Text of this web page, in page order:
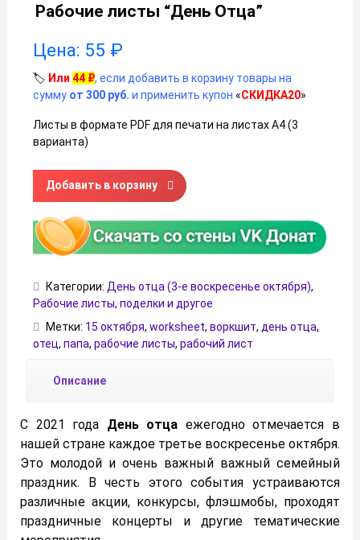
Рабочие листы “День Отца”
Цена: 55 ₽
🏷️ Или 44 ₽, если добавить в корзину товары на
сумму от 300 руб. и применить купон «СКИДКА20»
Листы в формате PDF для печати на листах А4 (3
варианта)
Количество товара Рабочие листы "День Отца"
Добавить в корзину
Категории: День отца (3-е воскресенье октября),
Рабочие листы, поделки и другое
Метки: 15 октября, worksheet, воркшит, день отца,
отец, папа, рабочие листы, рабочий лист
Описание
С 2021 года День отца ежегодно отмечается в
нашей стране каждое третье воскресенье октября.
Это молодой и очень важный важный семейный
праздник. В честь этого события устраиваются
различные акции, конкурсы, флэшмобы, проходят
праздничные концерты и другие тематические